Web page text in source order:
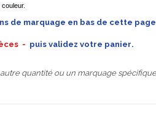
de marquage en bas de cette page
- puis validez votre panier.
quantité ou un marquage